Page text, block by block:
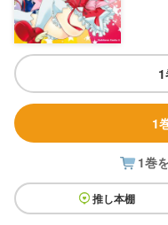
1
1巻
推し本棚